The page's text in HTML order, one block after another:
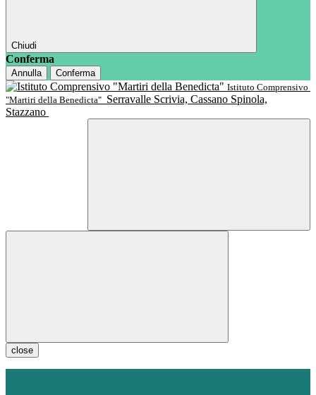
Chiudi
Conferma
Annulla
Conferma
Istituto Comprensivo
"Martiri della Benedicta" Serravalle Scrivia, Cassano Spinola,
Stazzano
close